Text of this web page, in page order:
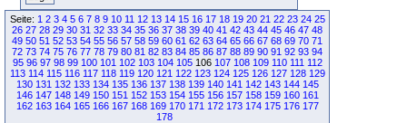
Seite: 1 2 3 4 5 6 7 8 9 10 11 12 13 14 15 16 17 18 19 20 21 22 23 24 25
26 27 28 29 30 31 32 33 34 35 36 37 38 39 40 41 42 43 44 45 46 47 48
49 50 51 52 53 54 55 56 57 58 59 60 61 62 63 64 65 66 67 68 69 70 71
72 73 74 75 76 77 78 79 80 81 82 83 84 85 86 87 88 89 90 91 92 93 94
95 96 97 98 99 100 101 102 103 104 105106 107 108 109 110 111 112
113 114 115 116 117 118 119 120 121 122 123 124 125 126 127 128 129
130 131 132 133 134 135 136 137 138 139 140 141 142 143 144 145
146 147 148 149 150 151 152 153 154 155 156 157 158 159 160 161
162 163 164 165 166 167 168 169 170 171 172 173 174 175 176 177
178